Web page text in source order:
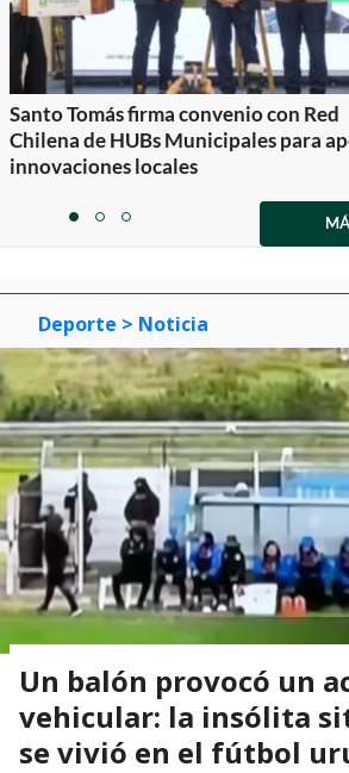
Santo Tomás firma convenio con Red
Chilena de HUBs Municipales para
innovaciones locales
itemitemitem
Deporte > Noticia
Un balón provocó un
vehicular: la insólita
se vivió en el fútbol